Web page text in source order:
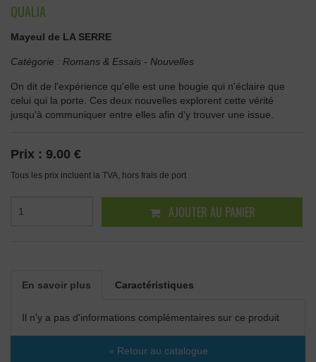
QUALIA
Mayeul de LA SERRE
Catégorie : Romans & Essais - Nouvelles
On dit de l'expérience qu'elle est une bougie qui n'éclaire que
celui qui la porte. Ces deux nouvelles explorent cette vérité
jusqu'à communiquer entre elles afin d'y trouver une issue.
Prix : 9.00 €
Tous les prix incluent la TVA, hors frais de port
AJOUTER AU PANIER
En savoir plus Caractéristiques
Il n'y a pas d'informations complémentaires sur ce produit
« Retour au catalogue